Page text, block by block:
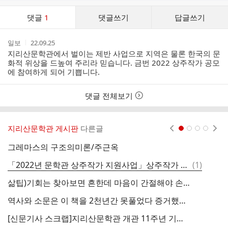
댓글 1 댓글쓰기 답글쓰기
작
성
자
일보
작
성
시
간
22.09.25
지리산문학관에서 벌이는 제반 사업으로 지역은 물론 한국의 문
화적 위상을 드높여 주리라 믿습니다. 금번 2022 상주작가 공모
에 참여하게 되어 기쁩니다.
댓글 전체보기
지리산문학관 게시판 다른글
그레마스의 구조의미론/주근옥
「2022년 문학관 상주작가 지원사업」상주작가 공모안내 댓
글
(1)
삶팁)기회는 찾아보면 흔한데 마음이 간절해야 손을 뻗습니다.
역사와 소문은 이 책을 2천년간 못풀었다 증거했는데 풀었다??
[신문기사 스크랩]지리산문학관 개관 11주년 기념 '제12회 시낭송 페스티벌' 개최